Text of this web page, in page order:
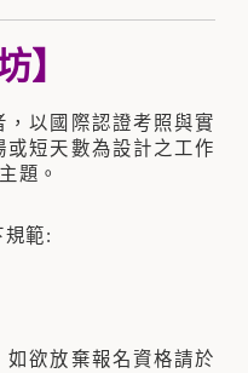
】
以國際認證考照與實
短天數為設計之工作
題。
規範:
欲放棄報名資格請於